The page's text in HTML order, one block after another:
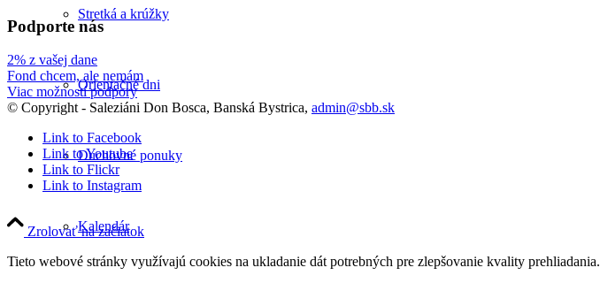
Stretká a krúžky
Orientačné dni
Duchovné ponuky
Kalendár
Podporte nás
2% z vašej dane
Fond chcem, ale nemám
Viac možností podpory
© Copyright - Saleziáni Don Bosca, Banská Bystrica, admin@sbb.sk
Link to Facebook
Link to Youtube
Link to Flickr
Link to Instagram
Zrolovať na začiatok
Tieto webové stránky využívajú cookies na ukladanie dát potrebných pre zlepšovanie kvality prehliadania.